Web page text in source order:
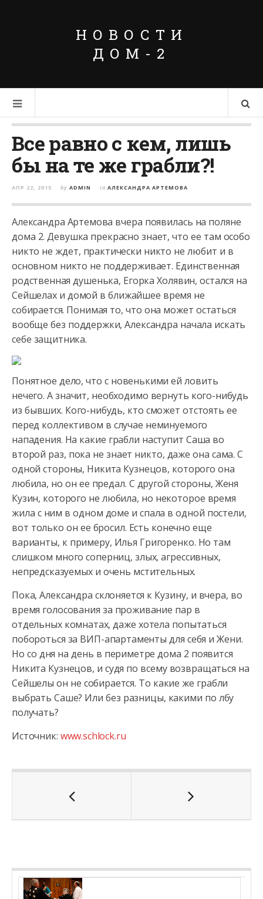
НОВОСТИ
ДОМ-2
Все равно с кем, лишь
бы на те же грабли?!
АПР 22, 2015 by ADMIN in АЛЕКСАНДРА АРТЕМОВА
Александра Артемова вчера появилась на поляне
дома 2. Девушка прекрасно знает, что ее там особо
никто не ждет, практически никто не любит и в
основном никто не поддерживает. Единственная
родственная душенька, Егорка Холявин, остался на
Сейшелах и домой в ближайшее время не
собирается. Понимая то, что она может остаться
вообще без поддержки, Александра начала искать
себе защитника.
Понятное дело, что с новенькими ей ловить
нечего. А значит, необходимо вернуть кого-нибудь
из бывших. Кого-нибудь, кто сможет отстоять ее
перед коллективом в случае неминуемого
нападения. На какие грабли наступит Саша во
второй раз, пока не знает никто, даже она сама. С
одной стороны, Никита Кузнецов, которого она
любила, но он ее предал. С другой стороны, Женя
Кузин, которого не любила, но некоторое время
жила с ним в одном доме и спала в одной постели,
вот только он ее бросил. Есть конечно еще
варианты, к примеру, Илья Григоренко. Но там
слишком много соперниц, злых, агрессивных,
непредсказуемых и очень мстительных.
Пока, Александра склоняется к Кузину, и вчера, во
время голосования за проживание пар в
отдельных комнатах, даже хотела попытаться
побороться за ВИП-апартаменты для себя и Жени.
Но со дня на день в периметре дома 2 появится
Никита Кузнецов, и судя по всему возвращаться на
Сейшелы он не собирается. То какие же грабли
выбрать Саше? Или без разницы, какими по лбу
получать?
Источник: www.schlock.ru